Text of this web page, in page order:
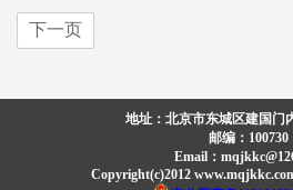
下一页
地址：北京市东城区建国门
邮编：100730
Email：
Copyright(c)2012